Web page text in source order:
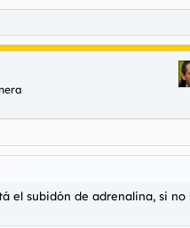
el subidón de adrenalina, si no